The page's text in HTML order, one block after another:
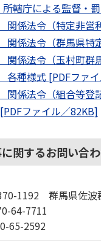
轄庁による監督・
係法令（特定非営
係法令（群馬県特
係法令（玉村町群
種様式 [PDFファ
係法令（組合等登
ファイル／82KB]
関するお問い合
1192 群馬県佐波
64-7711
65-2592